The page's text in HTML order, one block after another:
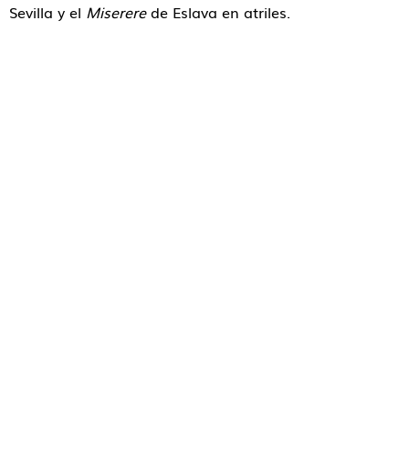
Sevilla y el Misererede Eslava en atriles.